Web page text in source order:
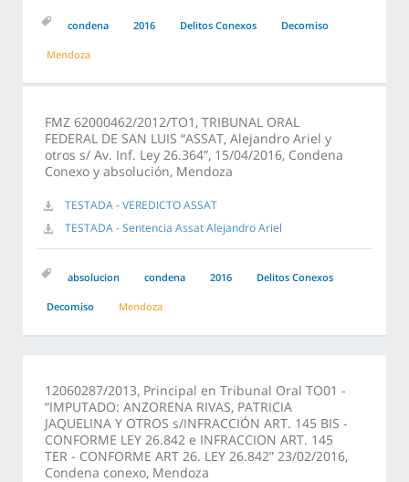
condena 2016 Delitos Conexos Decomiso
Mendoza
FMZ 62000462/2012/TO1, TRIBUNAL ORAL
FEDERAL DE SAN LUIS “ASSAT, Alejandro Ariel y
otros s/ Av. Inf. Ley 26.364”, 15/04/2016, Condena
Conexo y absolución, Mendoza
TESTADA - VEREDICTO ASSAT
TESTADA - Sentencia Assat Alejandro Ariel
absolucion condena 2016 Delitos Conexos
Decomiso Mendoza
12060287/2013, Principal en Tribunal Oral TO01 -
“IMPUTADO: ANZORENA RIVAS, PATRICIA
JAQUELINA Y OTROS s/INFRACCIÓN ART. 145 BIS -
CONFORME LEY 26.842 e INFRACCION ART. 145
TER - CONFORME ART 26. LEY 26.842” 23/02/2016,
Condena conexo, Mendoza